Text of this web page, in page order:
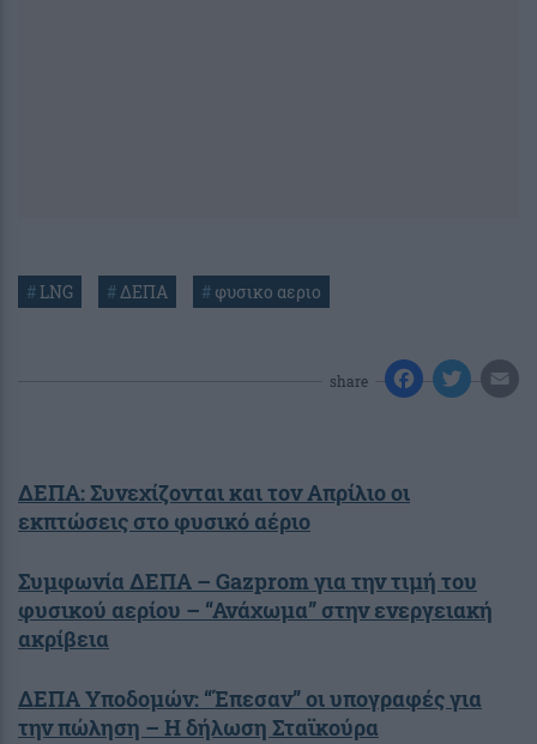
#LNG #ΔΕΠΑ # φυσικο αεριο
share
ΔΕΠΑ: Συνεχίζονται και τον Απρίλιο οι
εκπτώσεις στο φυσικό αέριο
Συμφωνία ΔΕΠΑ – Gazprom για την τιμή του
φυσικού αερίου – “Ανάχωμα” στην ενεργειακή
ακρίβεια
ΔΕΠΑ Υποδομών: “Έπεσαν” οι υπογραφές για
την πώληση – Η δήλωση Σταϊκούρα